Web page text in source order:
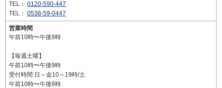
TEL： 0120-590-447
TEL： 0538-59-0447
営業時間
午前10時〜午後8時
【毎週土曜】
午前10時〜午後9時
受付時間:日～金10～19時/土
午前10時〜午後8時